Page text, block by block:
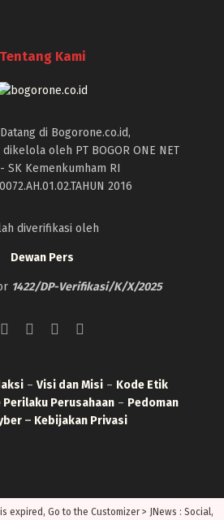
Tentang Kami
di Bogorone.co.id,
oleh PT BOGOR ONE NET
SK Kemenkumham RI
2016
diverifikasi oleh
Dewan Pers
1422/DP-Verifikasi/K/X/2025
– Visi dan Misi – Kode Etik
Perilaku Perusahaan – Pedoman
– Kebijakan Privasi
expired, Go to the Customizer > JNews : Social,